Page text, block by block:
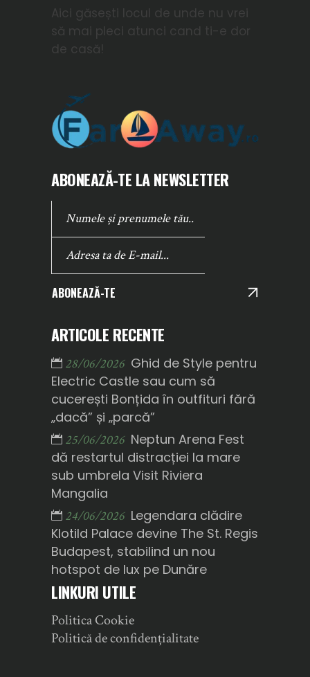
Aici găsești locul de unde nu vrei
să mai pleci atunci cand ti-e dor
de casă!
ABONEAZĂ-TE LA NEWSLETTER
ABONEAZĂ-TE
ARTICOLE RECENTE
28/06/2026 Ghid de Style pentru
Electric Castle sau cum să
cucerești Bonțida în outfituri fără
„dacă” și „parcă”
25/06/2026 Neptun Arena Fest
dă restartul distracției la mare
sub umbrela Visit Riviera
Mangalia
24/06/2026 Legendara clădire
Klotild Palace devine The St. Regis
Budapest, stabilind un nou
hotspot de lux pe Dunăre
LINKURI UTILE
Politica Cookie
Politică de confidențialitate